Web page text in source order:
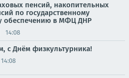
пенсий, накопительных
по государственному
обеспечению в МФЦ ДНР
14:08
с Днём физкультурника!
14:08